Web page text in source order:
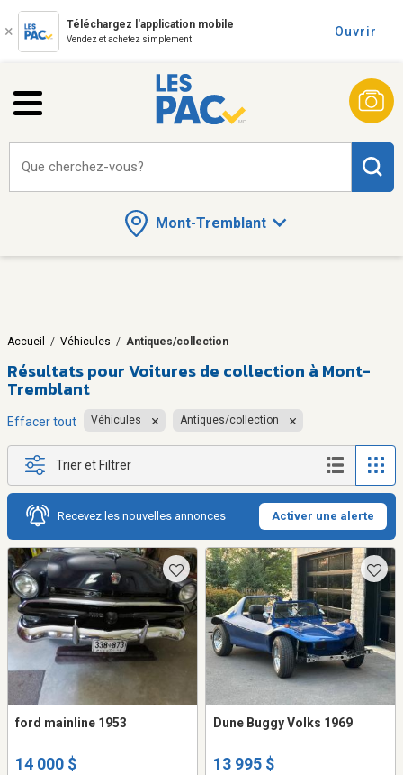
Téléchargez l'application mobile
Vendez et achetez simplement
Ouvrir
Mont-Tremblant
Que cherchez-vous?
Accueil / Véhicules / Antiques/collection
Résultats pourVoitures de collection à Mont-
Tremblant
Effacer tout Véhicules Antiques/collection
Trier et Filtrer
Recevez les nouvelles annonces Activer une alerte
ford mainline 1953
14 000 $
Dune Buggy Volks 1969
13 995 $